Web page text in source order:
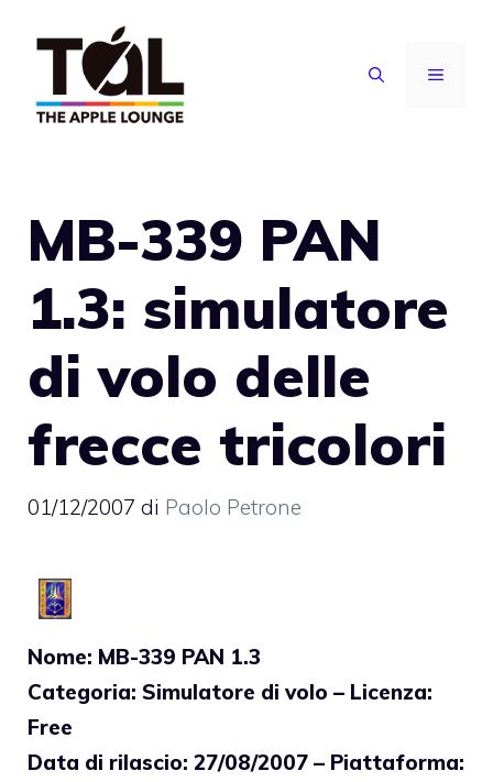
contenuto
MENU
MB-339 PAN
1.3: simulatore
di volo delle
frecce tricolori
01/12/2007 di Paolo Petrone
Nome: MB-339 PAN 1.3
Categoria: Simulatore di volo – Licenza:
Free
Data di rilascio: 27/08/2007 – Piattaforma: